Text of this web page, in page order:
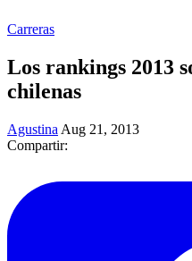
Carreras
Los rankings 2013
chilenas
Agustina Aug 21, 2013
Compartir: